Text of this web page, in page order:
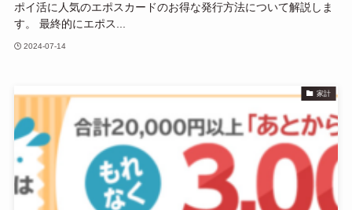
ポイ活に人気のエポスカードのお得な発行方法について解説しま
す。 最終的にエポス...
2024-07-14
家計